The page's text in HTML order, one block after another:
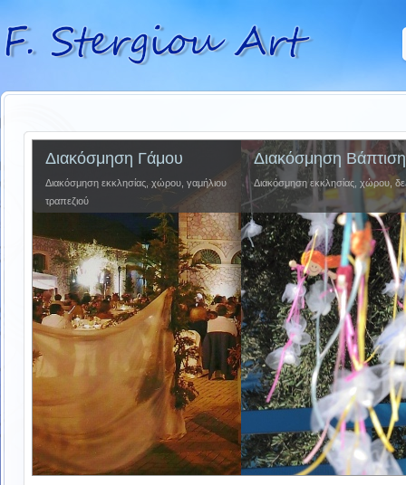
Διακόσμηση Γάμου
Διακόσμηση εκκλησίας, χώρου, γαμήλιου
τραπεζιού
Διακόσμηση
Διακόσμηση εκκλησίας, χώρου,